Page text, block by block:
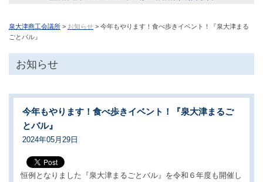
泉大津商工会議所 > お知らせ > 今年もやります！食べ歩きイベント！『泉大津まる
ごとバル』
お知らせ
今年もやります！食べ歩きイベント！『泉大津まるご
とバル』
2024年05月29日
恒例となりました『泉大津まるごとバル』を令和６年度も開催し